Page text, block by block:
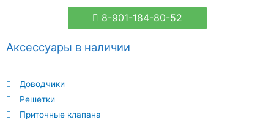
Аксессуары в наличии
Доводчики
Решетки
Приточные клапана
8-901-184-80-52